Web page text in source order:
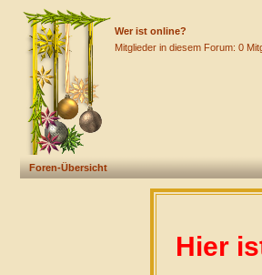
Wer ist online?
Mitglieder in diesem Forum: 0
Foren-Übersicht
Hier